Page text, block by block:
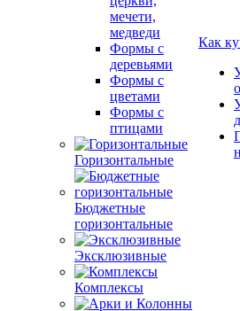
мечети,
медведи
Формы с
деревьями
Формы с
цветами
Формы с
птицами
Горизонтальные
Бюджетные
горизонтальные
Эксклюзивные
Комплексы
Как